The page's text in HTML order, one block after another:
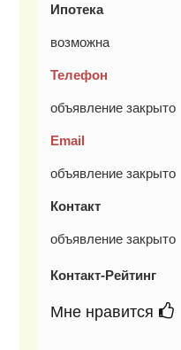
Ипотека
возможна
Телефон
объявление закрыто
Email
объявление закрыто
Контакт
объявление закрыто
Контакт-Рейтинг
Мне нравится